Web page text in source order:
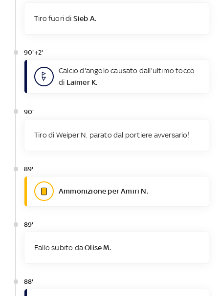
Tiro fuori di Sieb A.
90'+2'
Calcio d'angolo causato dall'ultimo tocco
di Laimer K.
90'
Tiro di Weiper N. parato dal portiere avversario!
89'
Ammonizione per Amiri N.
89'
Fallo subito daOlise M.
88'